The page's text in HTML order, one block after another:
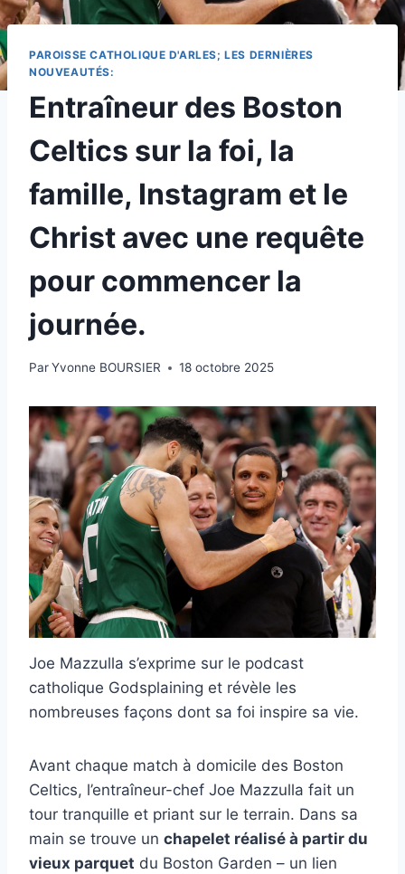
PAROISSE CATHOLIQUE D'ARLES; LES DERNIÈRES
NOUVEAUTÉS:
Entraîneur des Boston
Celtics sur la foi, la
famille, Instagram et le
Christ avec une requête
pour commencer la
journée.
ParYvonne BOURSIER 18 octobre 2025
Joe Mazzulla s’exprime sur le podcast
catholique Godsplaining et révèle les
nombreuses façons dont sa foi inspire sa vie.
Avant chaque match à domicile des Boston
Celtics, l’entraîneur-chef Joe Mazzulla fait un
tour tranquille et priant sur le terrain. Dans sa
main se trouve un chapelet réalisé à partir du
vieux parquet du Boston Garden – un lien